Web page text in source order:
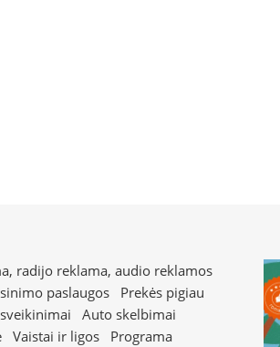
radijo reklama, audio reklamos
paslaugos
Prekės pigiau
Auto skelbimai
Vaistai ir ligos Programa